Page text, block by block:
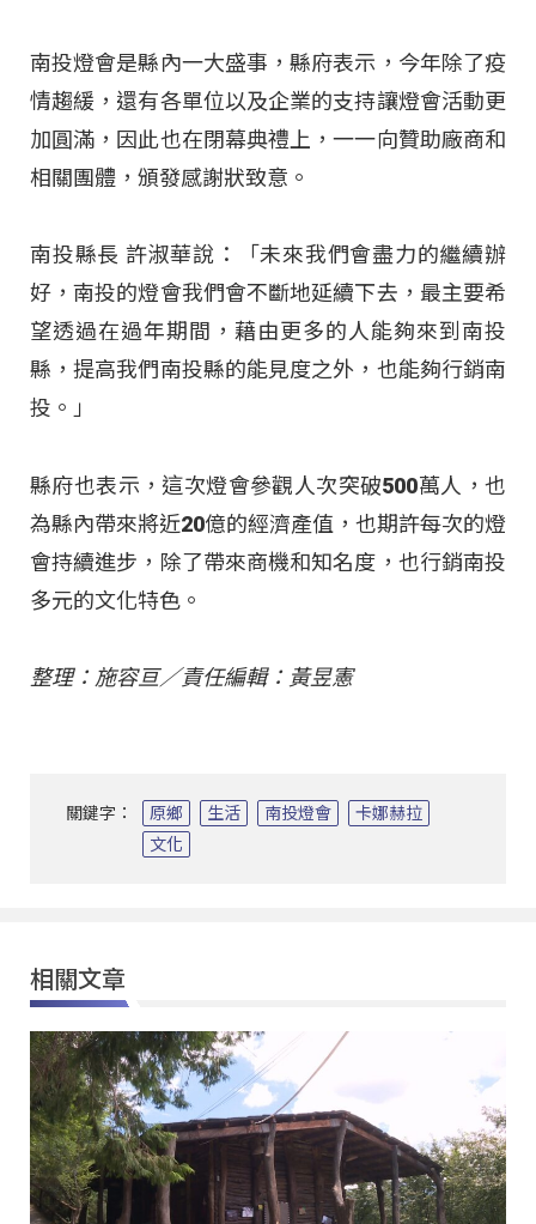
南投燈會是縣內一大盛事，縣府表示，今年除了疫
情趨緩，還有各單位以及企業的支持讓燈會活動更
加圓滿，因此也在閉幕典禮上，一一向贊助廠商和
相關團體，頒發感謝狀致意。
南投縣長 許淑華說：「未來我們會盡力的繼續辦
好，南投的燈會我們會不斷地延續下去，最主要希
望透過在過年期間，藉由更多的人能夠來到南投
縣，提高我們南投縣的能見度之外，也能夠行銷南
投。」
縣府也表示，這次燈會參觀人次突破500萬人，也
為縣內帶來將近20億的經濟產值，也期許每次的燈
會持續進步，除了帶來商機和知名度，也行銷南投
多元的文化特色。
整理：施容亘／責任編輯：黃昱憲
關鍵字： 原鄉 生活 南投燈會
卡娜赫拉
文化
相關文章